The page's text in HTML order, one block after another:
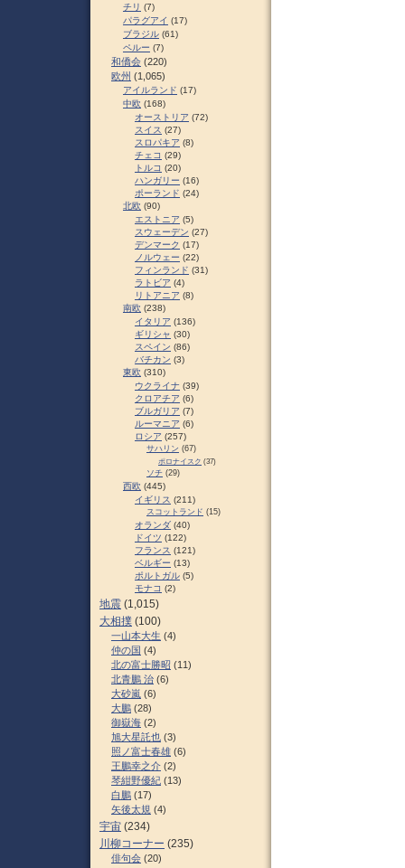
チリ (7)
パラグアイ (17)
ブラジル (61)
ペルー (7)
和僑会 (220)
欧州 (1,065)
アイルランド (17)
中欧 (168)
オーストリア (72)
スイス (27)
スロパキア (8)
チェコ (29)
トルコ (20)
ハンガリー (16)
ポーランド (24)
北欧 (90)
エストニア (5)
スウェーデン (27)
デンマーク (17)
ノルウェー (22)
フィンランド (31)
ラトビア (4)
リトアニア (8)
南欧 (238)
イタリア (136)
ギリシャ (30)
スペイン (86)
バチカン (3)
東欧 (310)
ウクライナ (39)
クロアチア (6)
ブルガリア (7)
ルーマニア (6)
ロシア (257)
サハリン (67)
ポロナイスク (37)
ソチ (29)
西欧 (445)
イギリス (211)
スコットランド (15)
オランダ (40)
ドイツ (122)
フランス (121)
ベルギー (13)
ポルトガル (5)
モナコ (2)
地震 (1,015)
大相撲 (100)
一山本大生 (4)
仲の国 (4)
北の富士勝昭 (11)
北青鵬 治 (6)
大砂嵐 (6)
大鵬 (28)
御嶽海 (2)
旭大星託也 (3)
照ノ富士春雄 (6)
王鵬幸之介 (2)
琴紺野優紀 (13)
白鵬 (17)
矢後太規 (4)
宇宙 (234)
川柳コーナー (235)
俳句会 (20)